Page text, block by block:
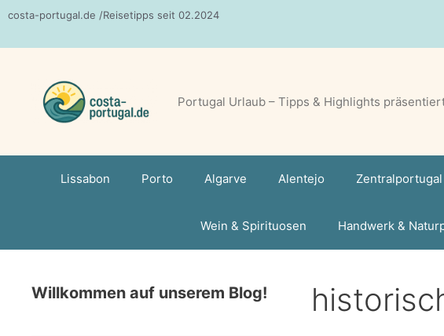
Zum
springen
costa-portugal.de /Reisetipps seit 02.2024
Portugal Urlaub – Tipps & Highlights
Lissabon Porto Algarve Alentejo Zentralportugal
Wein & Spirituosen Handwerk &
Willkommen auf unserem Blog!